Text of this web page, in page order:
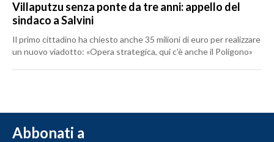
Villaputzu senza ponte da tre anni: appello del
sindaco a Salvini
Il primo cittadino ha chiesto anche 35 milioni di euro per realizzare
un nuovo viadotto: «Opera strategica, qui c'è anche il Poligono»
Abbonati a